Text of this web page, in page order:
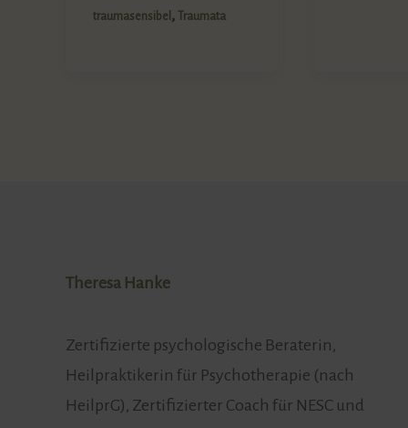
traumasensibel , Traumata
Theresa Hanke
Zertifizierte psychologische Beraterin,
Heilpraktikerin für Psychotherapie (nach
HeilprG), Zertifizierter Coach für NESC und